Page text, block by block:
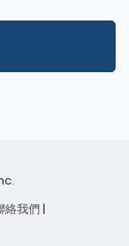
絡我們 |